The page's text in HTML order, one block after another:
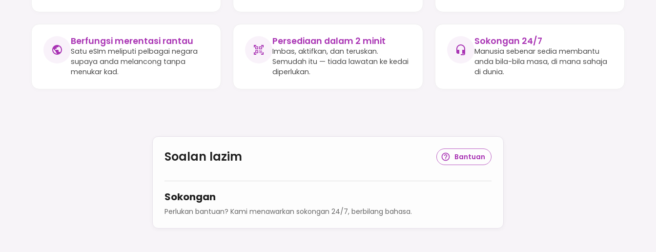
Berfungsi merentasi rantau
Satu eSIm meliputi pelbagai negara
supaya anda melancong tanpa
menukar kad.
Persediaan dalam 2 minit
Imbas, aktifkan, dan teruskan.
Semudah itu — tiada lawatan ke kedai
diperlukan.
Sokongan 24/7
Manusia sebenar sedia membantu
anda bila-bila masa, di mana sahaja
di dunia.
Soalan lazim Bantuan
Sokongan
Perlukan bantuan? Kami menawarkan sokongan 24/7, berbilang bahasa.